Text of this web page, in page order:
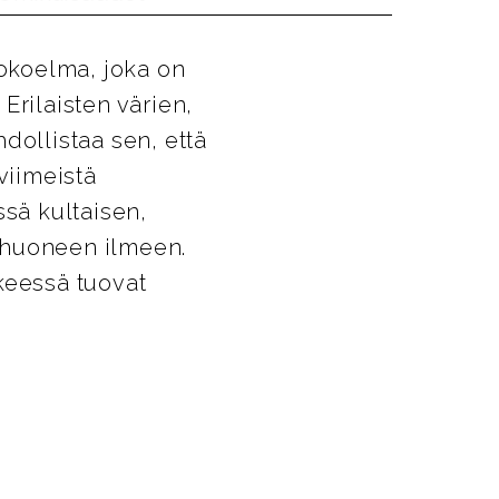
joka on
värien,
sen, että
kultaisen,
ilmeen.
tuovat